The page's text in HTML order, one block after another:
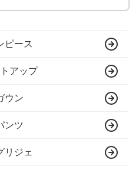
ピース
アップ
ウン
ンツ
リジェ